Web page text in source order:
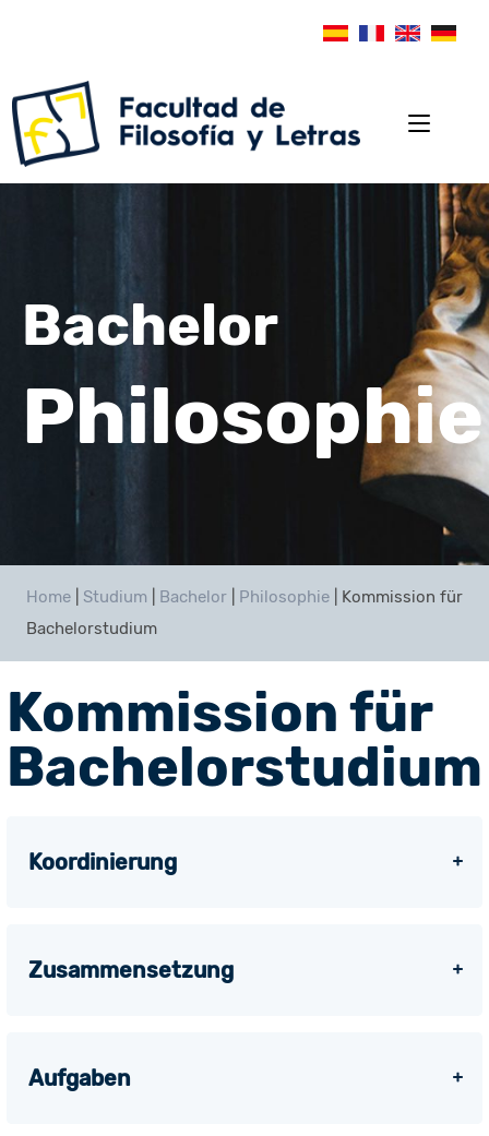
Bachelor
Philosophie
Home Studium Bachelor Philosophie
Kommission für
Bachelorstudium
Kommission für
Bachelorstudium
Koordinierung
Zusammensetzung
Aufgaben